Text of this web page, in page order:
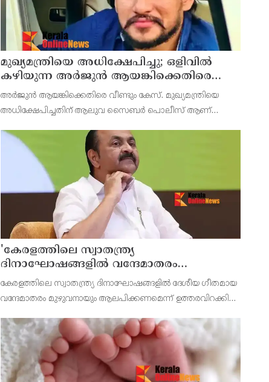
മുഖ്യമന്ത്രിയെ അധിക്ഷേപിച്ചു; ഒളിവില്‍
കഴിയുന്ന അർജുൻ ആയങ്കിക്കെതിരെ
വീണ്ടും കേസ്
അര്‍ജുന്‍ ആയങ്കിക്കെതിരെ വീണ്ടും കേസ്. മുഖ്യമന്ത്രിയെ
അധിക്ഷേപിച്ചതിന് ആലുവ സൈബര്‍ പൊലീസ് ആണ്
സ്പര്‍ദ്ധയുണ്ടാക്കാന്‍ ശ്രമിച്ചുവെന്നാണ് എഫ്‌ഐആര്‍.
അധിക്ഷേപം,
'കേരളത്തിലെ സ്വാതന്ത്ര്യ
ദിനാഘോഷങ്ങളിൽ വന്ദേമാതരം
മുഴുവനായും ആലപിക്കണം' ;
ഉത്തരവിറക്കി സംസ്ഥാന സർക്കാർ
കേരളത്തിലെ സ്വാതന്ത്ര്യ ദിനാഘോഷങ്ങളില്‍ ദേശീയ ഗീതമായ
വന്ദേമാതരം മുഴുവനായും ആലപിക്കണമെന്ന് ഉത്തരവിറക്കി
കേന്ദ്ര തീരുമാനത്തിന് പിന്നാലെയാണ് ഇതുസംബന്ധിച്ച്